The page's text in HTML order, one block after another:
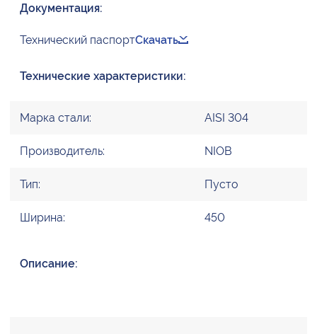
Документация:
Технический паспортСкачать
Технические характеристики:
Марка стали: AISI 304
Производитель: NIOB
Тип: Пусто
Ширина: 450
Описание: